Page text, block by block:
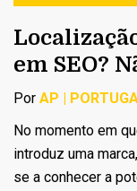
em SEO?
Por AP |
No momento em
introduz uma
se a conhecer a